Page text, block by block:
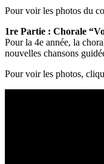
Pour voir les photos du
1re Partie : Chorale
Pour la 4e année, la
nouvelles chansons
Pour voir les photos,